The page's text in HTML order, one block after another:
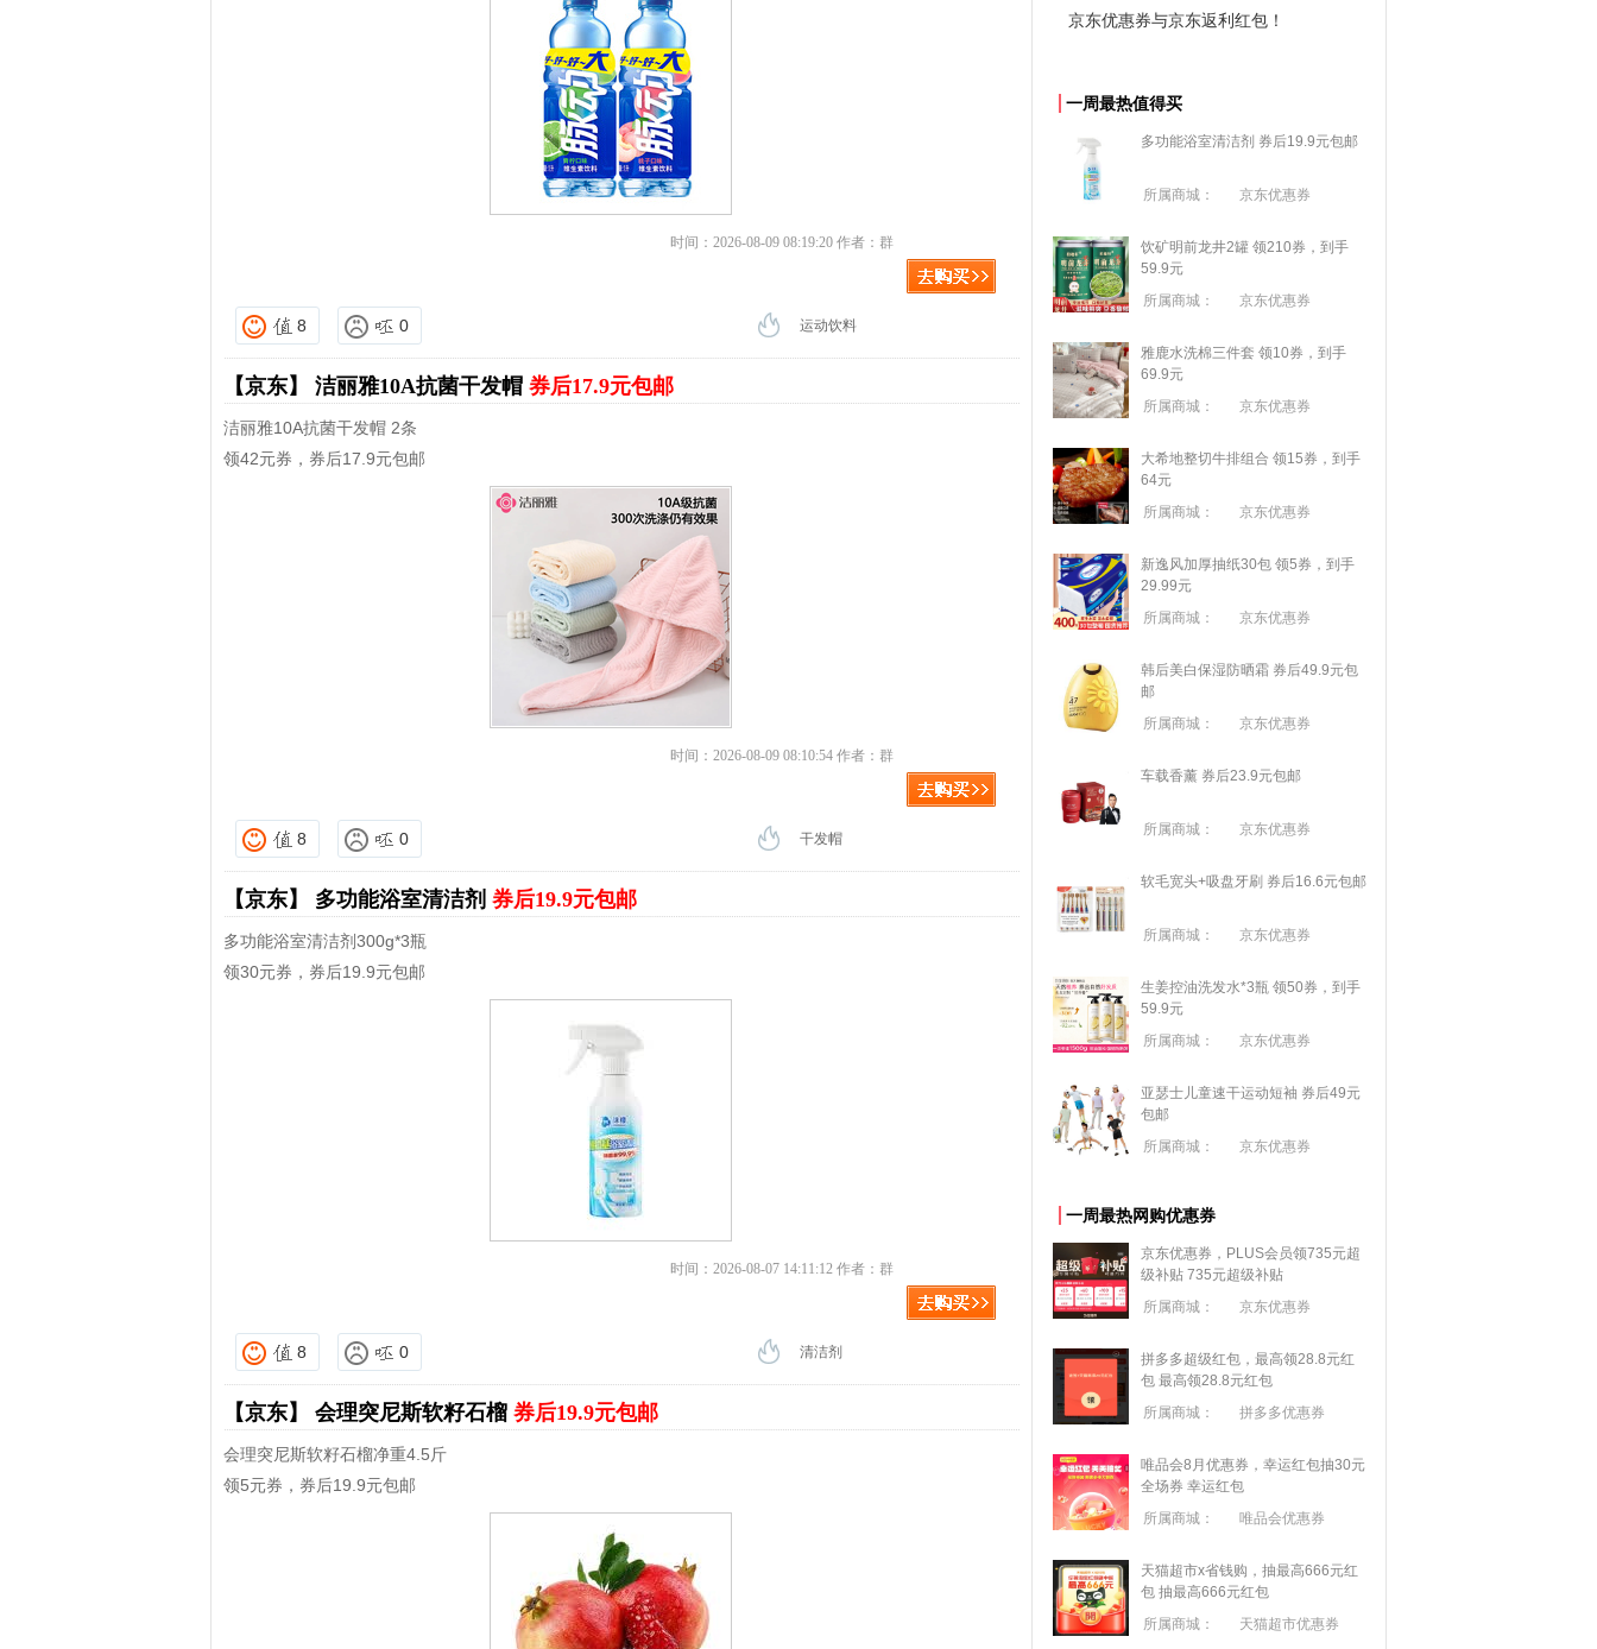
时间：2026-08-09 08:19:20 作者：群
8 0 运动饮料
【京东】 洁丽雅10A抗菌干发帽 券后17.9元包邮
洁丽雅10A抗菌干发帽 2条
领42元券，券后17.9元包邮
时间：2026-08-09 08:10:54 作者：群
8 0 干发帽
【京东】 多功能浴室清洁剂 券后19.9元包邮
多功能浴室清洁剂300g*3瓶
领30元券，券后19.9元包邮
时间：2026-08-07 14:11:12 作者：群
8 0 清洁剂
【京东】 会理突尼斯软籽石榴 券后19.9元包邮
会理突尼斯软籽石榴净重4.5斤
领5元券，券后19.9元包邮
拼多多优惠券+拼多多返利
一周最热值得买
多功能浴室清洁剂 券后19.9元包邮
所属商城： 京东优惠券
饮矿明前龙井2罐 领210券，到手
59.9元
所属商城：
京东优惠券
雅鹿水洗棉三件套 领10券，到手
69.9元
所属商城：
京东优惠券
大希地整切牛排组合 领15券，到手
64元
所属商城：
京东优惠券
新逸风加厚抽纸30包 领5券，到手
29.99元
所属商城：
京东优惠券
韩后美白保湿防晒霜 券后49.9元包
邮
所属商城：
京东优惠券
车载香薰 券后23.9元包邮
所属商城： 京东优惠券
软毛宽头+吸盘牙刷 券后16.6元包邮
所属商城： 京东优惠券
生姜控油洗发水*3瓶 领50券，到手
59.9元
所属商城：
京东优惠券
亚瑟士儿童速干运动短袖 券后49元
包邮
所属商城：
京东优惠券
一周最热网购优惠券
京东优惠券，PLUS会员领735元超
级补贴 735元超级补贴
所属商城：
京东优惠券
拼多多超级红包，最高领28.8元红
包 最高领28.8元红包
所属商城：
拼多多优惠券
唯品会8月优惠券，幸运红包抽30元
全场券 幸运红包
所属商城：
唯品会优惠券
天猫超市x省钱购，抽最高666元红
包 抽最高666元红包
所属商城：
天猫超市优惠券